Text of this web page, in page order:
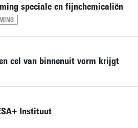
speciale en fijnchemicaliën
cel van binnenuit vorm krijgt
Instituut